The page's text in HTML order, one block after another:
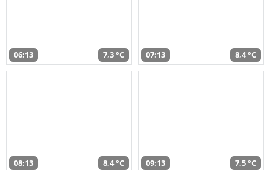
06:13 7,3 °C 07:13 8,4 °C
08:13 8,4 °C 09:13 7,5 °C